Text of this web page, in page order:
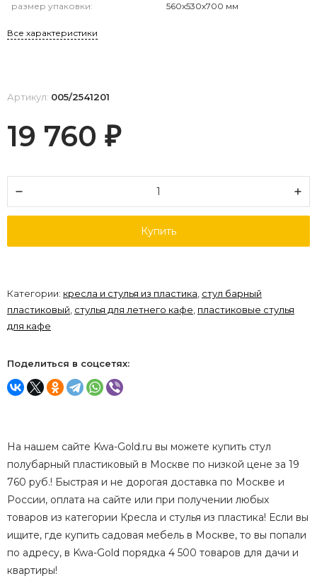
размер упаковки: 560х530х700 мм
Все характеристики
Артикул: 005/2541201
19 760 ₽
Купить
Категории: кресла и стулья из пластика, стул барный
пластиковый, стулья для летнего кафе, пластиковые стулья
для кафе
Поделиться в соцсетях:
На нашем сайте Kwa-Gold.ru вы можете купить стул
полубарный пластиковый в Москве по низкой цене за 19
760 руб.! Быстрая и не дорогая доставка по Москве и
России, оплата на сайте или при получении любых
товаров из категории Кресла и стулья из пластика! Если вы
ищите, где купить садовая мебель в Москве, то вы попали
по адресу, в Kwa-Gold порядка 4 500 товаров для дачи и
квартиры!